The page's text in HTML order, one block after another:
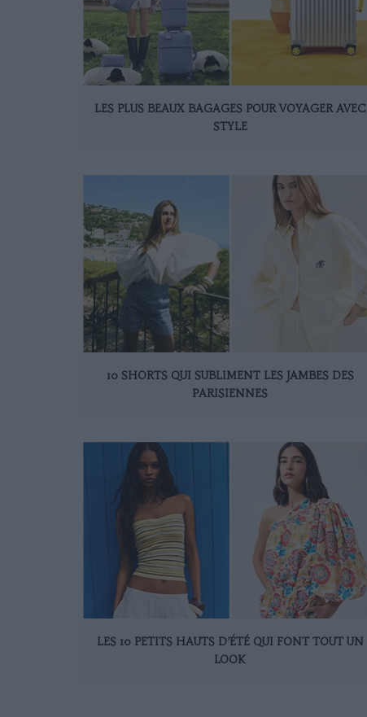
LES PLUS BEAUX BAGAGES POUR VOYAGER AVEC
STYLE
10 SHORTS QUI SUBLIMENT LES JAMBES DES
PARISIENNES
LES 10 PETITS HAUTS D’ÉTÉ QUI FONT TOUT UN
LOOK